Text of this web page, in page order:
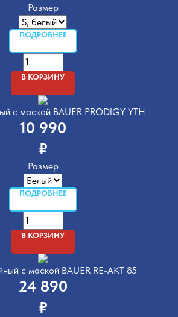
Размер
ПОДРОБНЕЕ
В КОРЗИНУ
с маской BAUER PRODIGY YTH
10 990
₽
Размер
ПОДРОБНЕЕ
В КОРЗИНУ
с маской BAUER RE-AKT 85
24 890
₽